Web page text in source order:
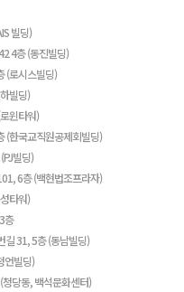
빌딩)
4층 (동진빌딩)
(로시스빌딩)
빌딩)
윈타워)
(한국교직원공제회빌딩)
빌딩)
6층 (백현법조프라자)
타워)
층
길 31, 5층 (동남빌딩)
언빌딩)
당동, 백석문화센터)